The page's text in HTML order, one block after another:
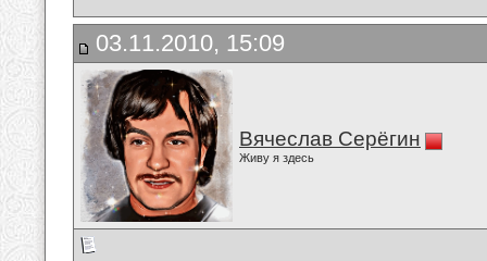
03.11.2010, 15:09
Вячеслав Серёгин
Живу я здесь